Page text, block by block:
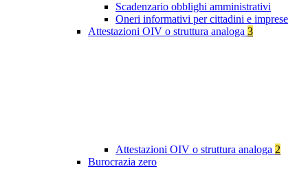
Scadenzario obblighi amministrativi
Oneri informativi per cittadini e imprese
Attestazioni OIV o struttura analoga 3
Attestazioni OIV o struttura analoga 2
Burocrazia zero